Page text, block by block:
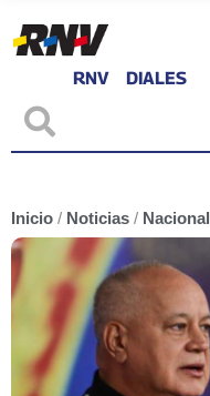
RNV DIALES
Inicio / Noticias / Nacional